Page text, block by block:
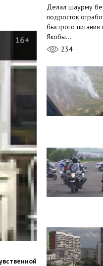
16+
Делал шаурму
подросток
быстрого питания
Якобы…
234